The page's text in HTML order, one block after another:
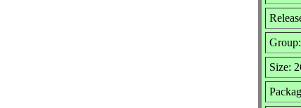
Group:
Size: